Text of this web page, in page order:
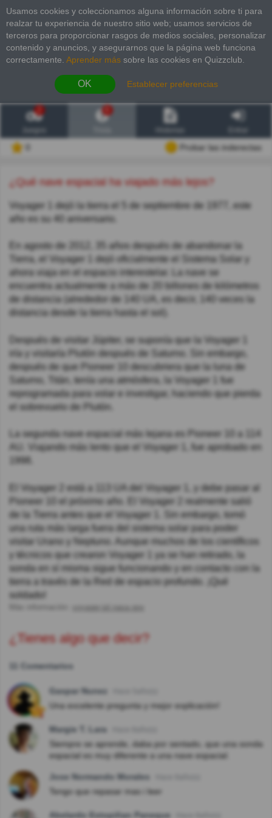
Usamos cookies y coleccionamos alguna información sobre ti para
realzar tu experiencia de nuestro sitio web; usamos servicios de
terceros para proporcionar rasgos de medios sociales, personalizar
contenido y anuncios, y asegurarnos que la página web funciona
correctamente. Aprender más sobre las cookies en Quizzclub.
OK Establecer preferencias
2
Probar las inderectas
¿Qué nave espacial ha viajado más lejos?
Voyager 1 dejó la tierra el 5 de septiembre de 1977, este
año es su 40 aniversario.
En agosto de 2012, 35 años después de abandonar la
Tierra, el Voyager 1 dejó oficialmente el Sistema Solar y
ahora viaja en el espacio interestelar. La nave se
encuentra actualmente a más de 20 billones de kilómetros
de distancia (alrededor de 140 UA, es decir, 140 veces la
distancia desde la tierra hasta el sol).
Después de visitar Júpiter, se suponía que la Voyager 1
iría y visitaría Plutón después de Saturno. Sin embargo,
después de que Pioneer 10 descubriera que la luna de
Saturno, Titán, tenía una atmósfera, la Voyager 1 fue
reprogramada para volar e investigar, haciendo que pierda
el sobrevuelo de Plutón.
La segunda nave espacial más lejana es Pioneer 10 a 114
AU. Viajando más lento que el Voyager 1, fue aprobado en
El Voyager 2 está a 113 UA del Voyager 1, y debe pasar al
Pioneer 10 el próximo año. El Voyager 2 realmente salió
de la Tierra antes que el Voyager 1. Sin embargo, tomó
una ruta más larga fuera del sistema solar para poder
visitar Urano y Neptuno. Aunque muchos de los científicos
y técnicos que crearon Voyager 1 ya se han retirado, la
sonda en sí misma sigue funcionando y en contacto con la
tierra a través de la Red de espacio profundo. ¡Qué
soldado!
voyager.jpl.nasa.gov
¿Tienes algo que decir?
11 Comentarios
Gaspar Nunez
Una excelente pregunta y mejor explicación!
Margie T. Lara
Siempre se aprende, daba por sentado, que una sonda
espacial es muy diferente a una nave espacial.
Jose Normando Morales
Tengo que repasar mas i leer
Abelardo Estopiñan Paneque